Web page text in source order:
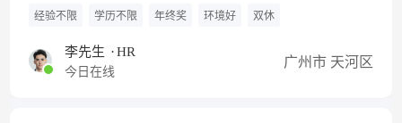
经验不限 学历不限 年终奖 环境好 双休
李先生 ·HR
今日在线
广州市 天河区